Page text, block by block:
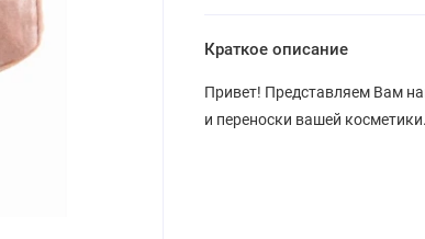
Краткое описание
Привет! Представляем Вам
и переноски вашей косметики.